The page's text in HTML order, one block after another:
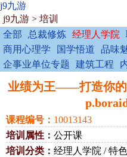
j9九游
j9九游 > 培训
全部
总裁修炼 经理人学院
商用心理学
国学悟道 品味
企事业单位专题
建筑工程
业绩为王——打造你的
课程编号： 10013143
培训属性： 公开课
培训分类： 经理人学院 / 特